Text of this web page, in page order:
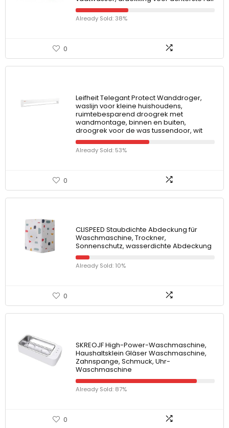
Already Sold: 38%
0
Leifheit Telegant Protect Wanddroger,
waslijn voor kleine huishoudens,
ruimtebesparend droogrek met
wandmontage, binnen en buiten,
droogrek voor de was tussendoor, wit
Already Sold: 53%
0
CLISPEED Staubdichte Abdeckung für
Waschmaschine, Trockner,
Sonnenschutz, wasserdichte Abdeckung
Already Sold: 10%
0
SKREOJF High-Power-Waschmaschine,
Haushaltsklein Gläser Waschmaschine,
Zahnspange, Schmuck, Uhr-
Waschmaschine
Already Sold: 87%
0